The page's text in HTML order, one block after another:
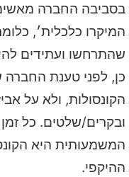
בסביבה החברה
המיקרו כלכלית׳,
שהתרחשו ועתידים
כן, לפני טענת החברה
הקונסולות, ולא על
ובקרים/שלטים. כל
המשמעותית היא
ההיקפי.